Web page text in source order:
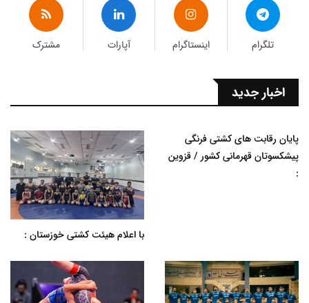
تلگرام اینستاگرام آپارات مشترک
اخبار جدید
پایان رقابت های کشتی فرنگی
پیشکسوتان قهرمانی کشور / قزوین
:
با اعلام هیئت کشتی خوزستان :